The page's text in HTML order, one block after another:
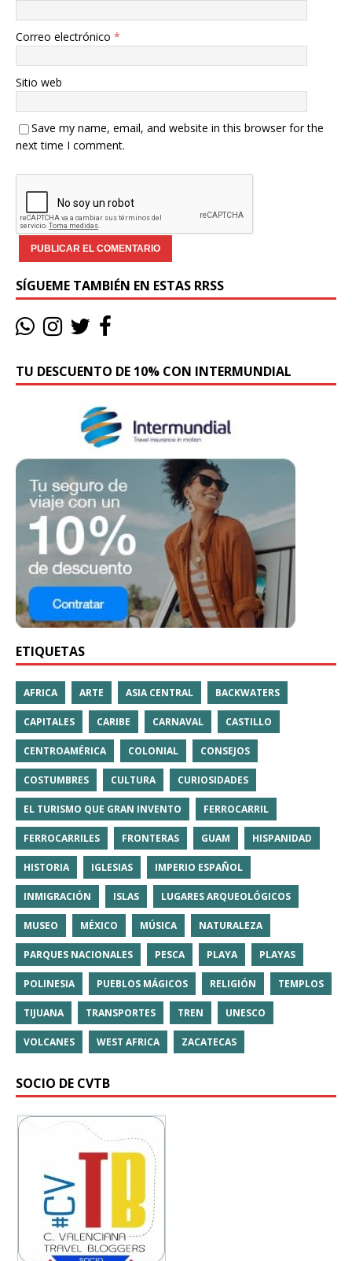
Correo electrónico *
Sitio web
Save my name, email, and website in this browser for the
next time I comment.
SÍGUEME TAMBIÉN EN ESTAS RRSS
TU DESCUENTO DE 10% CON INTERMUNDIAL
ETIQUETAS
AFRICA ARTE ASIA CENTRAL BACKWATERS
CAPITALES CARIBE CARNAVAL CASTILLO
CENTROAMÉRICA COLONIAL CONSEJOS
COSTUMBRES CULTURA CURIOSIDADES
EL TURISMO QUE GRAN INVENTO FERROCARRIL
FERROCARRILES FRONTERAS GUAM HISPANIDAD
HISTORIA IGLESIAS IMPERIO ESPAÑOL
INMIGRACIÓN ISLAS LUGARES ARQUEOLÓGICOS
MUSEO MÉXICO MÚSICA NATURALEZA
PARQUES NACIONALES PESCA PLAYA PLAYAS
POLINESIA PUEBLOS MÁGICOS RELIGIÓN TEMPLOS
TIJUANA TRANSPORTES TREN UNESCO
VOLCANES WEST AFRICA ZACATECAS
SOCIO DE CVTB